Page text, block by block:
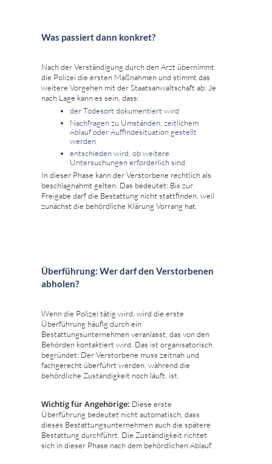
Was passiert dann konkret?
Nach der Verständigung durch den Arzt übernimmt
die Polizei die ersten Maßnahmen und stimmt das
weitere Vorgehen mit der Staatsanwaltschaft ab. Je
nach Lage kann es sein, dass:
der Todesort dokumentiert wird
Nachfragen zu Umständen, zeitlichem
Ablauf oder Auffindesituation gestellt
werden
entschieden wird, ob weitere
Untersuchungen erforderlich sind
In dieser Phase kann der Verstorbene rechtlich als
beschlagnahmt gelten. Das bedeutet: Bis zur
Freigabe darf die Bestattung nicht stattfinden, weil
zunächst die behördliche Klärung Vorrang hat.
Überführung: Wer darf den Verstorbenen
abholen?
Wenn die Polizei tätig wird, wird die erste
Überführung häufig durch ein
Bestattungsunternehmen veranlasst, das von den
Behörden kontaktiert wird. Das ist organisatorisch
begründet: Der Verstorbene muss zeitnah und
fachgerecht überführt werden, während die
behördliche Zuständigkeit noch läuft. ist.
Wichtig für Angehörige: Diese erste
Überführung bedeutet nicht automatisch, dass
dieses Bestattungsunternehmen auch die spätere
Bestattung durchführt. Die Zuständigkeit richtet
sich in dieser Phase nach dem behördlichen Ablauf.